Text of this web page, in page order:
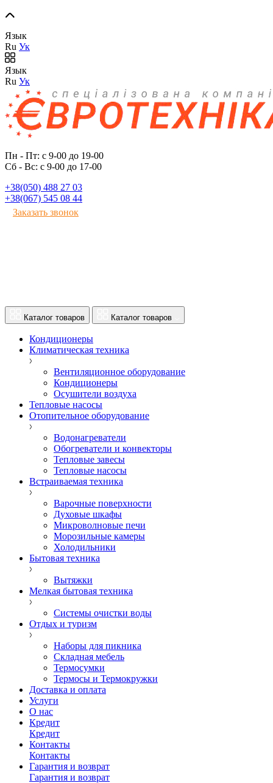
Язык
Ru Ук
Язык
Ru Ук
Пн - Пт: с 9-00 до 19-00
Сб - Вс: с 9-00 до 17-00
+38(050) 488 27 03
+38(067) 545 08 44
Заказать звонок
Каталог товаров Каталог товаров
Кондиционеры
Климатическая техника
Вентиляционное оборудование
Кондиционеры
Осушители воздуха
Тепловые насосы
Отопительное оборудование
Водонагреватели
Обогреватели и конвекторы
Тепловые завесы
Тепловые насосы
Встраиваемая техника
Варочные поверхности
Духовые шкафы
Микроволновые печи
Морозильные камеры
Холодильники
Бытовая техника
Вытяжки
Мелкая бытовая техника
Системы очистки воды
Отдых и туризм
Наборы для пикника
Складная мебель
Термосумки
Термосы и Термокружки
Доставка и оплата
Услуги
О нас
Кредит
Кредит
Контакты
Контакты
Гарантия и возврат
Гарантия и возврат